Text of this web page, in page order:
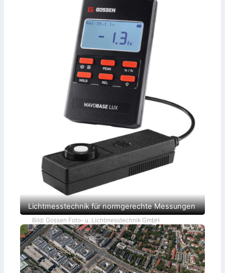
Lichtmesstechnik für normgerechte Messungen
Bild: Gossen Foto- u. Lichtmesstechnik GmbH